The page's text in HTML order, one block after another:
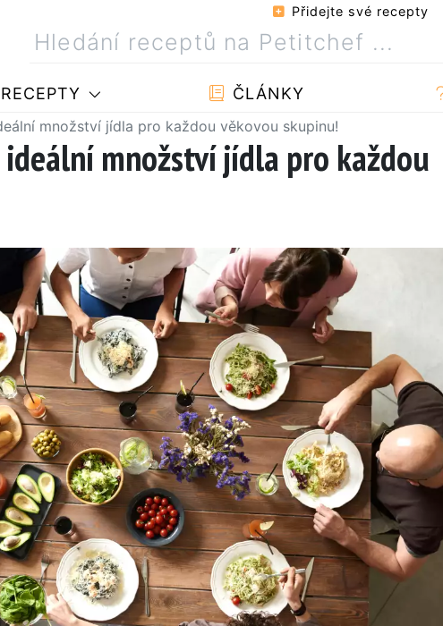
Přidejte své recepty
RECEPTY ČLÁNKY
množství jídla pro každou věkovou skupinu!
množství jídla pro každou